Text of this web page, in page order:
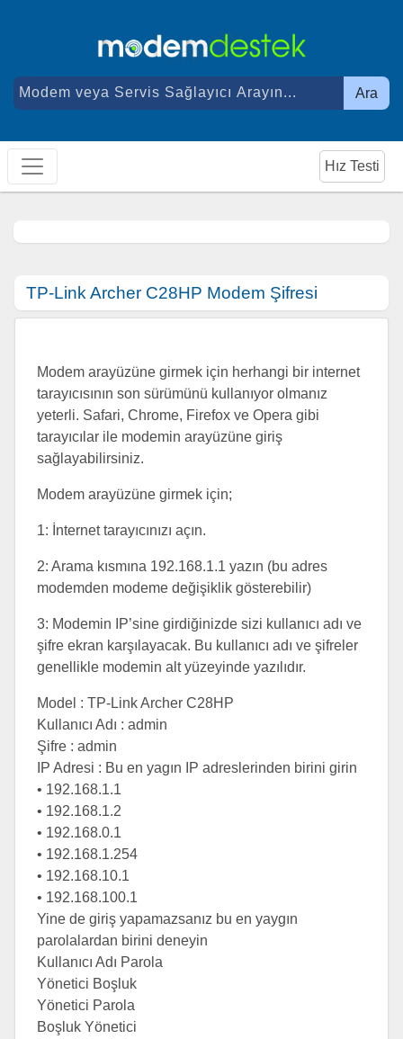
Ara
Hız Testi
TP-Link Archer C28HP Modem Şifresi
Modem arayüzüne girmek için herhangi bir internet
tarayıcısının son sürümünü kullanıyor olmanız
yeterli. Safari, Chrome, Firefox ve Opera gibi
tarayıcılar ile modemin arayüzüne giriş
sağlayabilirsiniz.
Modem arayüzüne girmek için;
1: İnternet tarayıcınızı açın.
2: Arama kısmına 192.168.1.1 yazın (bu adres
modemden modeme değişiklik gösterebilir)
3: Modemin IP’sine girdiğinizde sizi kullanıcı adı ve
şifre ekran karşılayacak. Bu kullanıcı adı ve şifreler
genellikle modemin alt yüzeyinde yazılıdır.
Model : TP-Link Archer C28HP
Kullanıcı Adı : admin
Şifre : admin
IP Adresi : Bu en yagın IP adreslerinden birini girin
• 192.168.1.1
• 192.168.1.2
• 192.168.0.1
• 192.168.1.254
• 192.168.10.1
• 192.168.100.1
Yine de giriş yapamazsanız bu en yaygın
parolalardan birini deneyin
Kullanıcı Adı Parola
Yönetici Boşluk
Yönetici Parola
Boşluk Yönetici